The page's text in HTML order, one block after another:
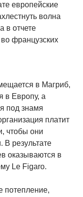
европейские
волна
в отчете
французских
в Магриб,
в Европу, а
под знамя
платит
чтобы они
В результате
оказываются в
Le Figaro.
потепление,